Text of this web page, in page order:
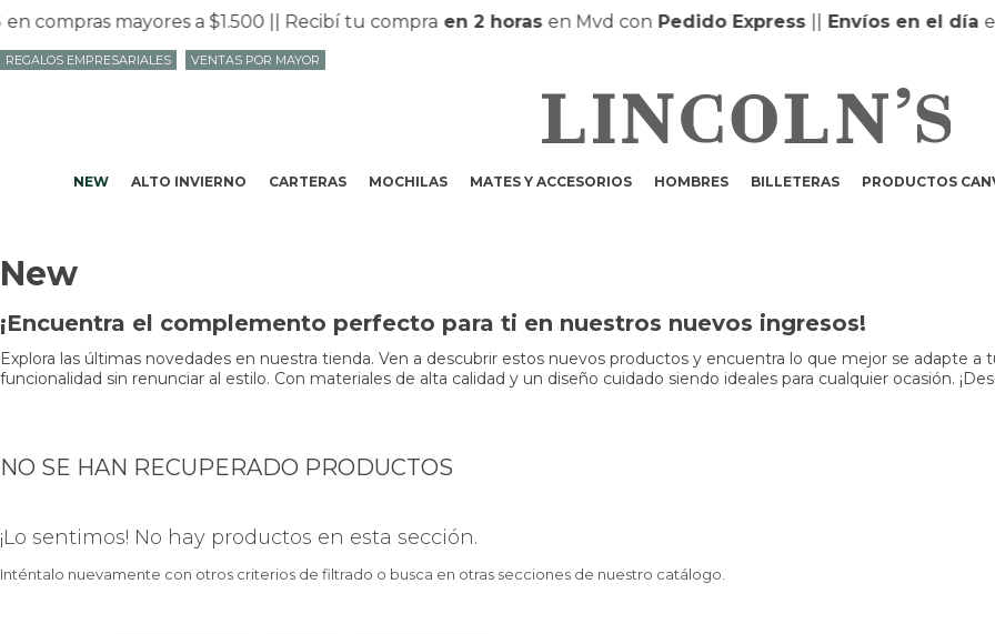
compras mayores a $1.500 || Recibí tu compraen 2 horasen Mvd conPedido Express||Envíos en el díaen
NEW ALTO INVIERNO CARTERAS MOCHILAS MATES Y ACCESORIOS HOMBRES BILLETERAS PRODUCTOS
REGALOS EMPRESARIALES VENTAS POR MAYOR
New
¡Encuentra el complemento perfecto para ti en nuestros nuevos ingresos!
Explora las últimas novedades en nuestra tienda. Ven a descubrir estos nuevos productos y encuentra lo que mejor se adapte
funcionalidad sin renunciar al estilo. Con materiales de alta calidad y un diseño cuidado siendo ideales para cualquier ocasión.
NO SE HAN RECUPERADO PRODUCTOS
¡Lo sentimos! No hay productos en esta sección.
Inténtalo nuevamente con otros criterios de filtrado o busca en otras secciones de nuestro catálogo.